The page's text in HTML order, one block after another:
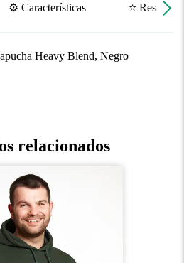
⚙️ Características ⭐ Reseñas
Heavy Blend, Negro
relacionados